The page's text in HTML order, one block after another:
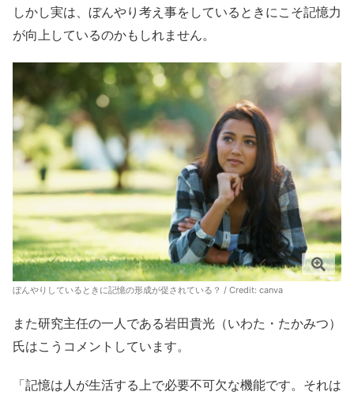
しかし実は、ぼんやり考え事をしているときにこそ記憶力
が向上しているのかもしれません。
ぼんやりしているときに記憶の形成が促されている？ / Credit: canva
また研究主任の一人である岩田貴光（いわた・たかみつ）
氏はこうコメントしています。
「記憶は人が生活する上で必要不可欠な機能です。それは